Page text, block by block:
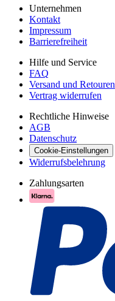
Unternehmen
Kontakt
Impressum
Barrierefreiheit
Hilfe und Service
FAQ
Versand und Retouren
Vertrag widerrufen
Rechtliche Hinweise
AGB
Datenschutz
Cookie-Einstellungen
Widerrufsbelehrung
Zahlungsarten